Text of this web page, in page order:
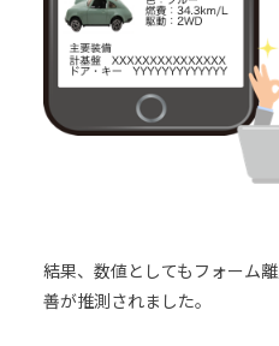
結果、数値としてもフォーム
善が推測されました。